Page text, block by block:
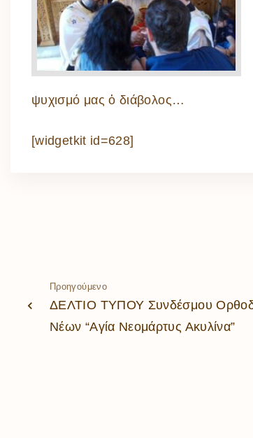
ψυχισμό μας ὁ διάβολος…
[widgetkit id=628]
Προηγούμενο
ΔΕΛΤΙΟ ΤΥΠΟΥ Συνδέσμου
Νέων “Αγία Νεομάρτυς Ακυλίνα”